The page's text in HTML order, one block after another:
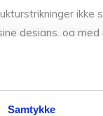
Samtykke
designs, og med
struktur, men